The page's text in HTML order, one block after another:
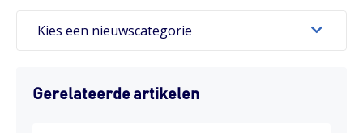
Kies een nieuwscategorie
Gerelateerde artikelen